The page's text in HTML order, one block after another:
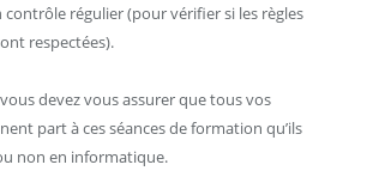
contrôle régulier (pour vérifier si les règles
respectées).
devez vous assurer que tous vos
part à ces séances de formation qu’ils
non en informatique.